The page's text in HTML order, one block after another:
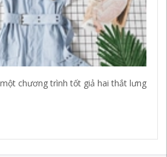
chương trình tốt giả hai thắt lưng